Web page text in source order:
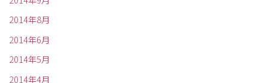
2014年8月
2014年6月
2014年5月
2014年4月